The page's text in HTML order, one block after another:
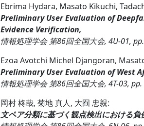
Ebrima Hydara, Masato Kikuchi,
Preliminary User Evaluation of
Evidence Verification,
情報処理学会 第86回全国大会, 4U-01,
Ezoa Avotchi Michel Djangoran,
Preliminary User Evaluation of West
情報処理学会 第86回全国大会, 4T-03,
岡村 柊哉, 菊地 真人, 大囿 忠親:
文ペア分類に基づく観点検出における